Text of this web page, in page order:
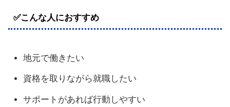
✅こんな人におすすめ
地元で働きたい
資格を取りながら就職したい
サポートがあれば行動しやすい